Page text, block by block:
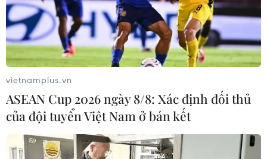
Lâm Đồng: Chưa khống chế được đám
vietnamplus.vn
ASEAN Cup 2026 ngày 8/8: Xác định đối thủ
của đội tuyển Việt Nam ở bán kết